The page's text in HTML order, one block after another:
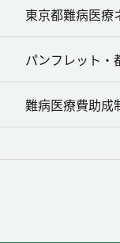
東京都難病医療
パンフレット・
難病医療費助成